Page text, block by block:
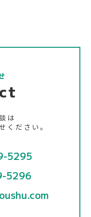
は
ください。
5295
5296